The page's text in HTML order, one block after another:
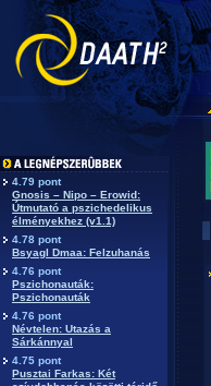
4.79 pont
Gnosis – Nipo – Erowid:
Útmutató a pszichedelikus
élményekhez (v1.1)
4.78 pont
Bsyagl Dmaa: Felzuhanás
4.76 pont
Pszichonauták:
Pszichonauták
4.76 pont
Névtelen: Utazás a
Sárkánnyal
4.75 pont
Pusztai Farkas: Két